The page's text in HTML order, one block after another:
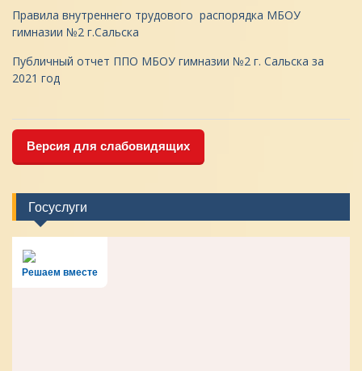
Правила внутреннего трудового распорядка МБОУ
гимназии №2 г.Сальска
Публичный отчет ППО МБОУ гимназии №2 г. Сальска за
2021 год
Версия для слабовидящих
Госуслуги
Решаем вместе